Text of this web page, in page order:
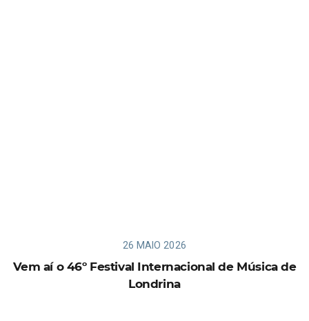
26 MAIO 2026
Vem aí o 46º Festival Internacional de Música de
Londrina